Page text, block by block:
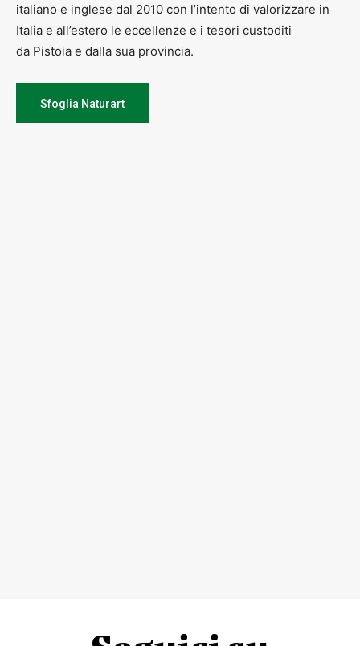
italiano e inglese dal 2010 con l’intento di valorizzare in
Italia e all’estero le eccellenze e i tesori custoditi
da Pistoia e dalla sua provincia.
Sfoglia Naturart